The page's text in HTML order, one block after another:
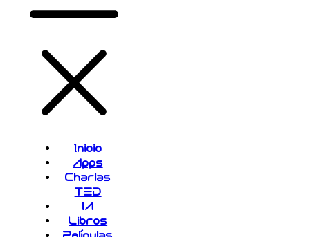
Inicio
Apps
Charlas
TED
IA
Libros